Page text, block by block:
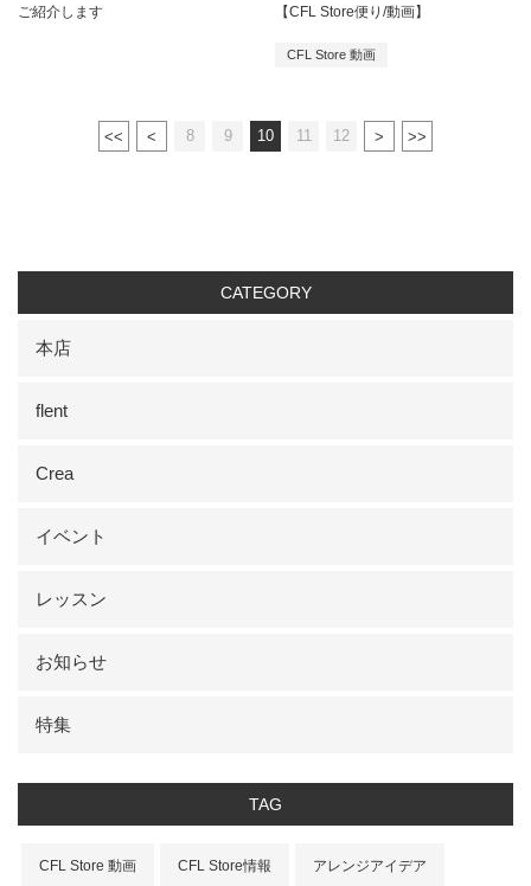
ご紹介します
【CFL Store便り/動画】
CFL Store 動画
8 9 10 11 12
CATEGORY
本店
flent
Crea
イベント
レッスン
お知らせ
特集
TAG
CFL Store 動画 CFL Store情報 アレンジアイデア